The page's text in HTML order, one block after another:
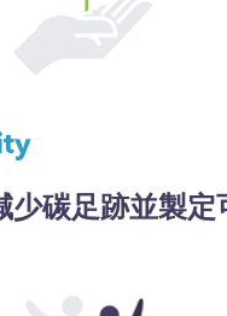
少碳足跡並製定